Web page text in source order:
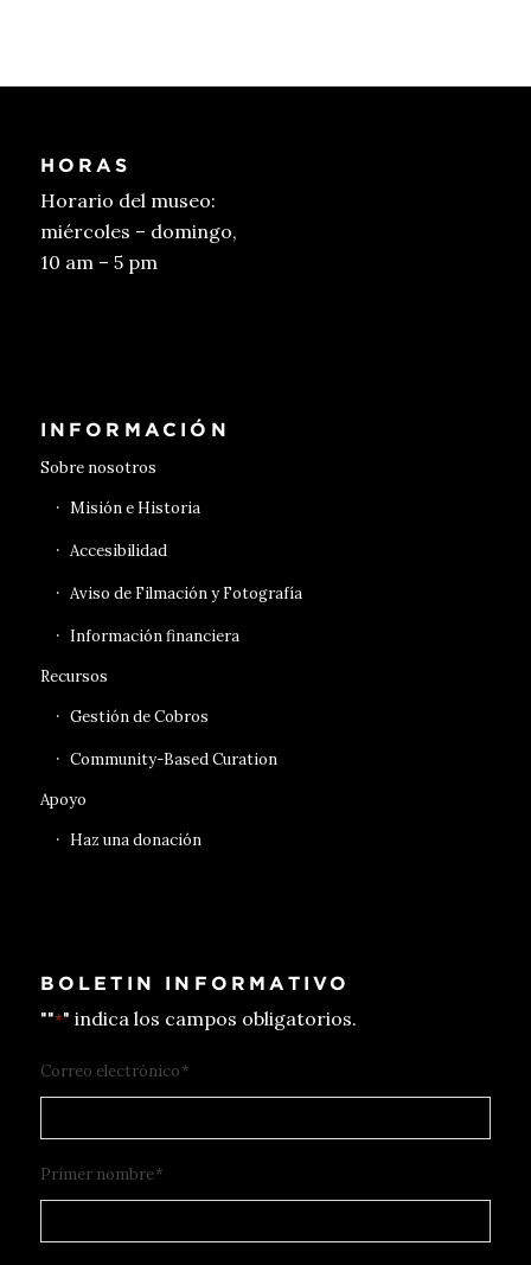
HORAS
Horario del museo:
miércoles – domingo,
10 am – 5 pm
INFORMACIÓN
Sobre nosotros
Misión e Historia
Accesibilidad
Aviso de Filmación y Fotografía
Información financiera
Recursos
Gestión de Cobros
Community-Based Curation
Apoyo
Haz una donación
BOLETIN INFORMATIVO
""*" indica los campos obligatorios.
Correo electrónico*
Primer nombre*